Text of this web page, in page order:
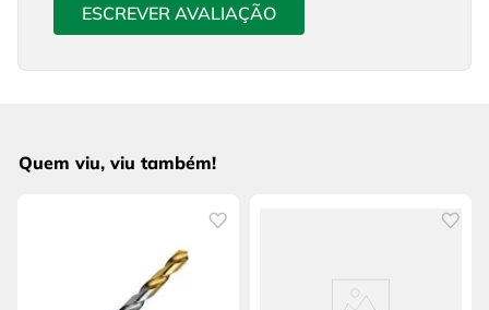
ESCREVER AVALIAÇÃO
Quem viu, viu também!